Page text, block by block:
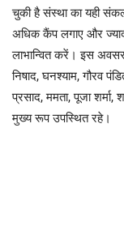
चुकी है संस्था का यही
अधिक कैंप लगाए और
लाभान्वित करें। इस
निषाद, घनश्याम, गौरव
प्रसाद, ममता, पूजा शर्मा,
मुख्य रूप उपस्थित रहे।